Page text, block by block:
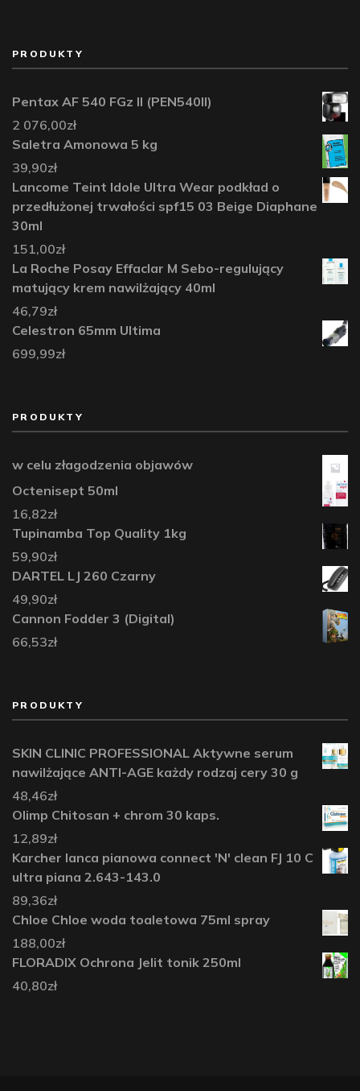
PRODUKTY
Pentax AF 540 FGz II (PEN540II)
2 076,00zł
Saletra Amonowa 5 kg
39,90zł
Lancome Teint Idole Ultra Wear podkład o
przedłużonej trwałości spf15 03 Beige Diaphane
30ml
151,00zł
La Roche Posay Effaclar M Sebo-regulujący
matujący krem nawilżający 40ml
46,79zł
Celestron 65mm Ultima
699,99zł
PRODUKTY
w celu złagodzenia objawów
Octenisept 50ml
16,82zł
Tupinamba Top Quality 1kg
59,90zł
DARTEL LJ 260 Czarny
49,90zł
Cannon Fodder 3 (Digital)
66,53zł
PRODUKTY
SKIN CLINIC PROFESSIONAL Aktywne serum
nawilżające ANTI-AGE każdy rodzaj cery 30 g
48,46zł
Olimp Chitosan + chrom 30 kaps.
12,89zł
Karcher lanca pianowa connect 'N' clean FJ 10 C
ultra piana 2.643-143.0
89,36zł
Chloe Chloe woda toaletowa 75ml spray
188,00zł
FLORADIX Ochrona Jelit tonik 250ml
40,80zł